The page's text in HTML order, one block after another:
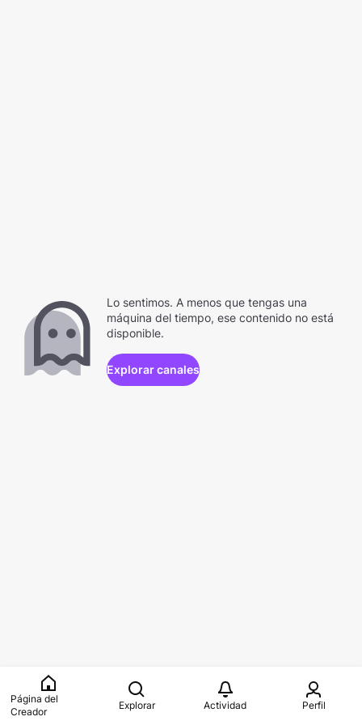
Página del
Creador
Explorar Actividad Perfil
Lo sentimos. A menos que tengas una
máquina del tiempo, ese contenido no está
disponible.
Explorar canales